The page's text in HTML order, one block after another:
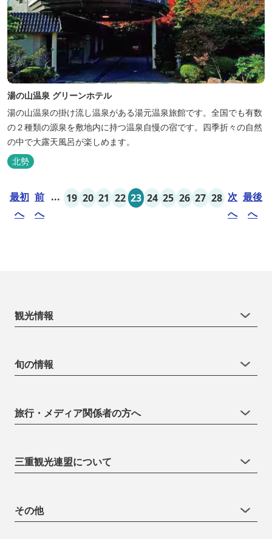
湯の山温泉 グリーンホテル
湯の山温泉の掛け流し温泉がある湯元温泉旅館です。全国でも有数
の２種類の源泉を敷地内に持つ温泉自慢の宿です。四季折々の自然
の中で大露天風呂が楽しめます。
北勢
最初
へ
前
へ
... 19 20 21 22 23 24 25 26 27 28 次
へ
最後
へ
観光情報
旬の情報
旅行・メディア関係者の方へ
三重観光連盟について
その他